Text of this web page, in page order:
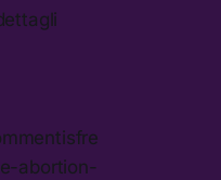
abortion-